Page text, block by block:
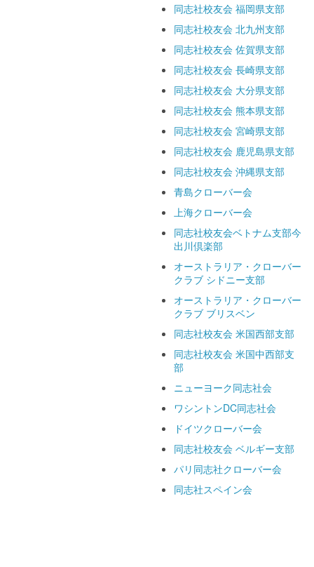
同志社校友会 福岡県支部
同志社校友会 北九州支部
同志社校友会 佐賀県支部
同志社校友会 長崎県支部
同志社校友会 大分県支部
同志社校友会 熊本県支部
同志社校友会 宮崎県支部
同志社校友会 鹿児島県支部
同志社校友会 沖縄県支部
青島クローバー会
上海クローバー会
同志社校友会ベトナム支部今
出川倶楽部
オーストラリア・クローバー
クラブ シドニー支部
オーストラリア・クローバー
クラブ ブリスベン
同志社校友会 米国西部支部
同志社校友会 米国中西部支
部
ニューヨーク同志社会
ワシントンDC同志社会
ドイツクローバー会
同志社校友会 ベルギー支部
パリ同志社クローバー会
同志社スペイン会